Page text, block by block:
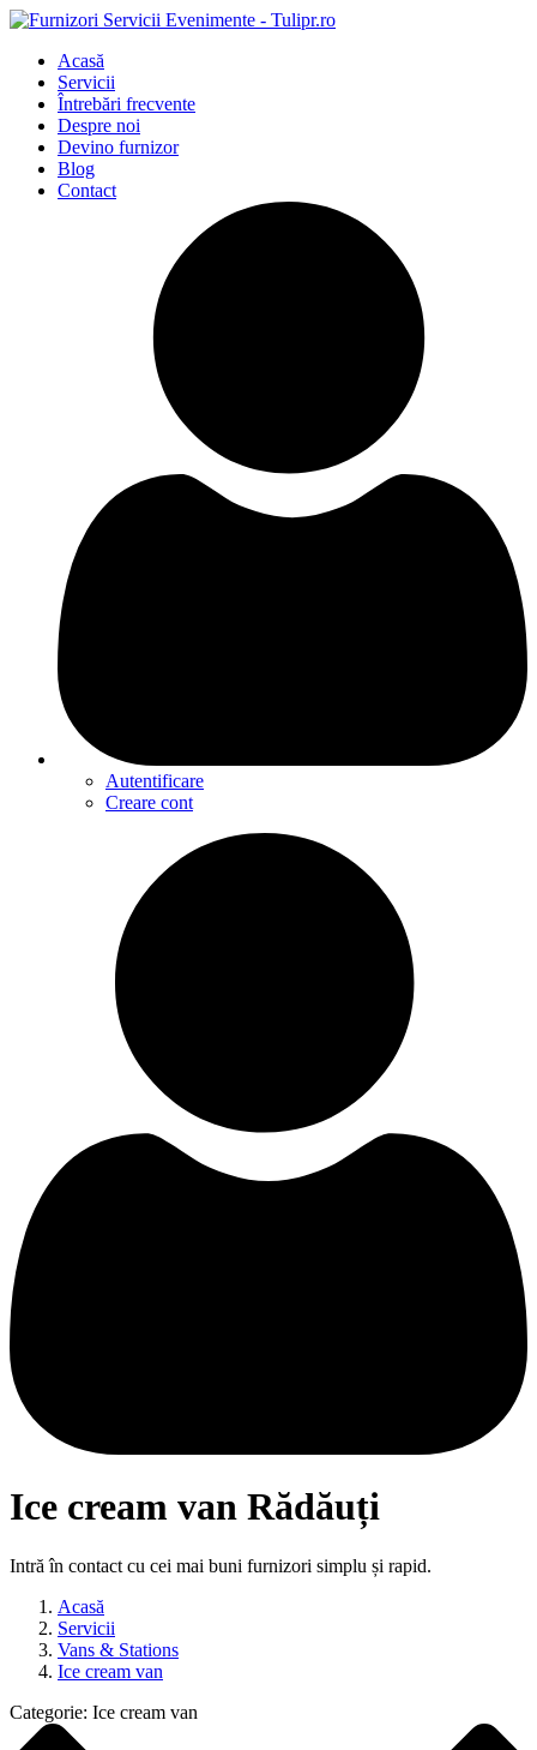
Acasă
Servicii
Întrebări frecvente
Despre noi
Devino furnizor
Blog
Contact
Autentificare
Creare cont
Ice cream van Rădăuți
Intră în contact cu cei mai buni furnizori simplu și rapid.
Acasă
Servicii
Vans & Stations
Ice cream van
Categorie: Ice cream van